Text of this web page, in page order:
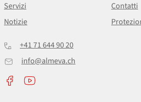
Servizi
Contatti
Notizie
+41 71 644 90 20
info@almeva.ch